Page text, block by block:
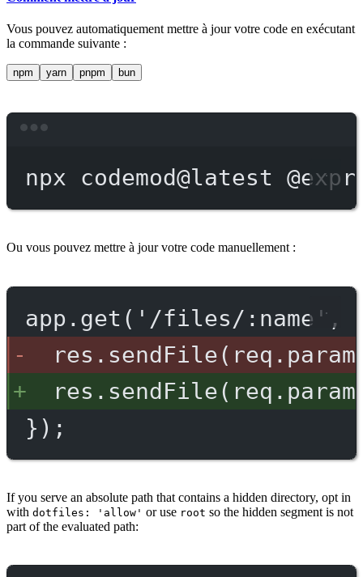
Vous pouvez automatiquement mettre à jour votre code en exécutant
la commande suivante :
npm yarn pnpm bun
npx codemod@latest
Ou vous pouvez mettre à jour votre code manuellement :
app.get('/files/:name',
});
If you serve an absolute path that contains a hidden directory, opt in
with dotfiles: 'allow' or use root so the hidden segment is not
part of the evaluated path: